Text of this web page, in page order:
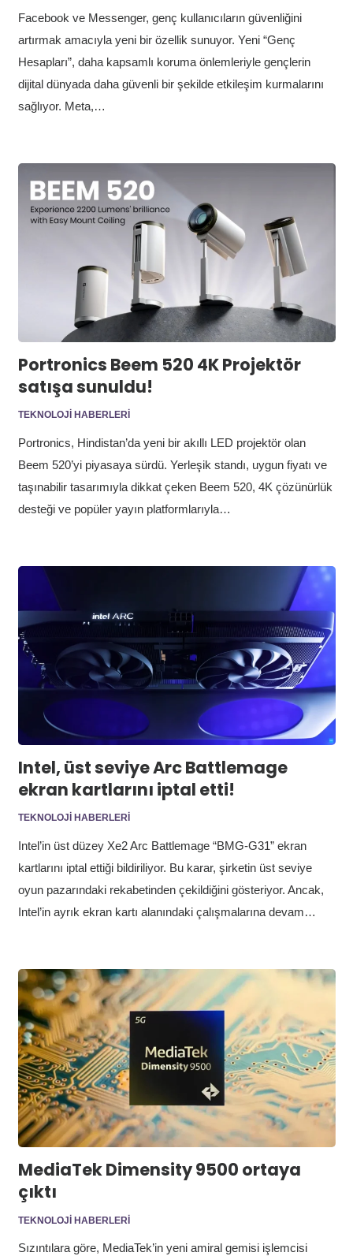
Facebook ve Messenger, genç kullanıcıların güvenliğini
artırmak amacıyla yeni bir özellik sunuyor. Yeni “Genç
Hesapları”, daha kapsamlı koruma önlemleriyle gençlerin
dijital dünyada daha güvenli bir şekilde etkileşim kurmalarını
sağlıyor. Meta,…
Portronics Beem 520 4K Projektör
satışa sunuldu!
TEKNOLOJI HABERLERI
Portronics, Hindistan’da yeni bir akıllı LED projektör olan
Beem 520’yi piyasaya sürdü. Yerleşik standı, uygun fiyatı ve
taşınabilir tasarımıyla dikkat çeken Beem 520, 4K çözünürlük
desteği ve popüler yayın platformlarıyla…
Intel, üst seviye Arc Battlemage
ekran kartlarını iptal etti!
TEKNOLOJI HABERLERI
Intel’in üst düzey Xe2 Arc Battlemage “BMG-G31” ekran
kartlarını iptal ettiği bildiriliyor. Bu karar, şirketin üst seviye
oyun pazarındaki rekabetinden çekildiğini gösteriyor. Ancak,
Intel’in ayrık ekran kartı alanındaki çalışmalarına devam…
MediaTek Dimensity 9500 ortaya
çıktı
TEKNOLOJI HABERLERI
Sızıntılara göre, MediaTek’in yeni amiral gemisi işlemcisi